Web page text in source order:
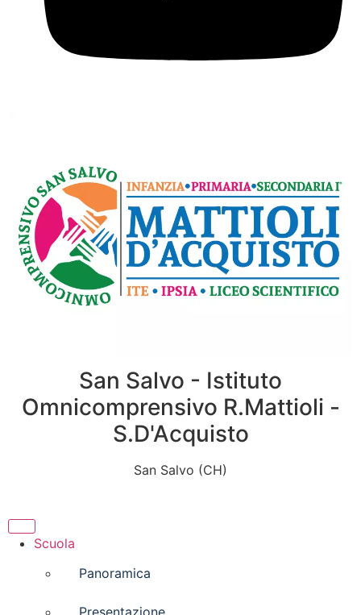
San Salvo - Istituto
Omnicomprensivo R.Mattioli -
S.D'Acquisto
San Salvo (CH)
Scuola
Panoramica